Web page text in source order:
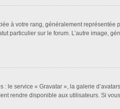
à votre rang, généralement représentée
particulier sur le forum. L’autre image,
le service « Gravatar », la galerie
rendre disponible aux utilisateurs. Si